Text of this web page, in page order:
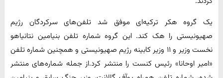
یک گروه هکر ترکیه‌ای موفق شد تلفن‌های سرکردگان رژیم
صهیونیستی را هک کند. این گروه شماره تلفن بنیامین نتانیاهو
نخست وزیر و ۱۱ وزیر کابینه رژیم صهیونیستی و همچنین شماره تلفن
«امیر اوحانا» رئیس کنست را منتشر کرد.از جمله شماره‌های منتشر